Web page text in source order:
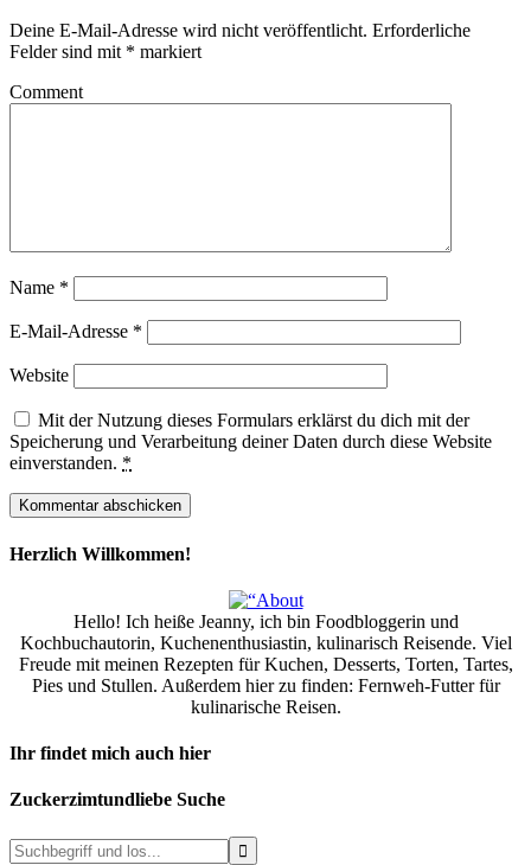
Deine E-Mail-Adresse wird nicht veröffentlicht. Erforderliche
Felder sind mit * markiert
Comment
Name *
E-Mail-Adresse *
Website
Mit der Nutzung dieses Formulars erklärst du dich mit der
Speicherung und Verarbeitung deiner Daten durch diese Website
einverstanden. *
Herzlich Willkommen!
Hello! Ich heiße Jeanny, ich bin Foodbloggerin und
Kochbuchautorin, Kuchenenthusiastin, kulinarisch Reisende. Viel
Freude mit meinen Rezepten für Kuchen, Desserts, Torten, Tartes,
Pies und Stullen. Außerdem hier zu finden: Fernweh-Futter für
kulinarische Reisen.
Ihr findet mich auch hier
Zuckerzimtundliebe Suche